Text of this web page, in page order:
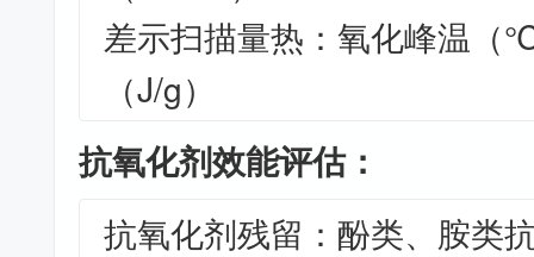
差示扫描量热：氧化峰温（
（J/g）
抗氧化剂效能评估：
抗氧化剂残留：酚类、胺类